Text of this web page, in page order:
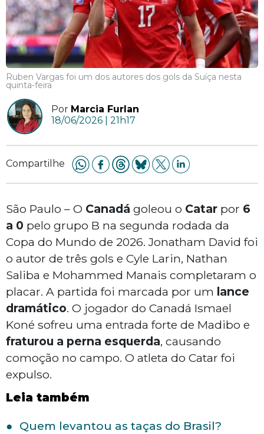
Ruben Vargas foi um dos autores dos gols da Suíça nesta
quinta-feira
Por Marcia Furlan
18/06/2026 | 21h17
Compartilhe
São Paulo – O Canadá goleou o Catar por 6
a 0 pelo grupo B na segunda rodada da
Copa do Mundo de 2026. Jonatham David foi
o autor de três gols e Cyle Larin, Nathan
Saliba e Mohammed Manais completaram o
placar. A partida foi marcada por um lance
dramático. O jogador do Canadá Ismael
Koné sofreu uma entrada forte de Madibo e
fraturou a perna esquerda, causando
comoção no campo. O atleta do Catar foi
expulso.
Leia também
Quem levantou as taças do Brasil?